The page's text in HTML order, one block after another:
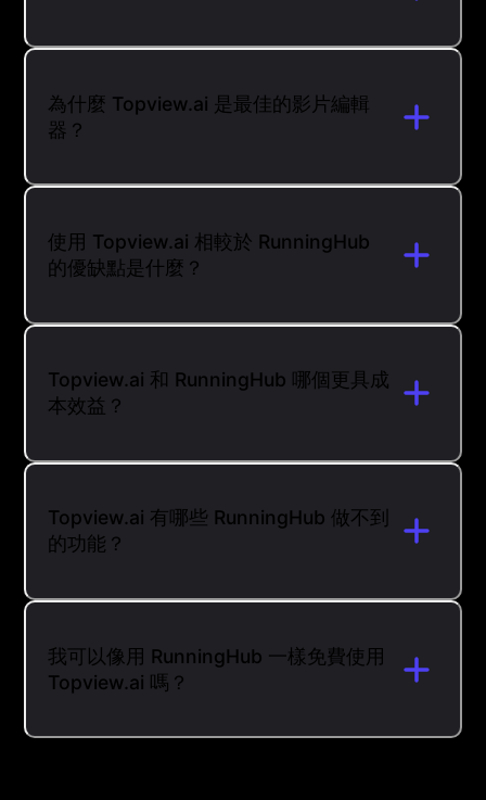
為什麼 Topview.ai 是最佳的影片編輯
器？
使用 Topview.ai 相較於 RunningHub
的優缺點是什麼？
Topview.ai 和 RunningHub 哪個更具成
本效益？
Topview.ai 有哪些 RunningHub 做不到
的功能？
我可以像用 RunningHub 一樣免費使用
Topview.ai 嗎？